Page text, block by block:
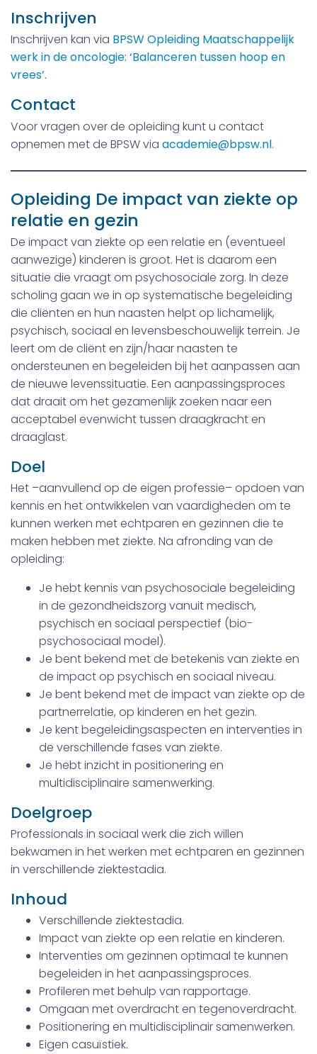
Inschrijven
Inschrijven kan via BPSW Opleiding Maatschappelijk
werk in de oncologie: ‘Balanceren tussen hoop en
vrees’.
Contact
Voor vragen over de opleiding kunt u contact
opnemen met de BPSW via academie@bpsw.nl.
Opleiding De impact van ziekte op
relatie en gezin
De impact van ziekte op een relatie en (eventueel
aanwezige) kinderen is groot. Het is daarom een
situatie die vraagt om psychosociale zorg. In deze
scholing gaan we in op systematische begeleiding
die cliënten en hun naasten helpt op lichamelijk,
psychisch, sociaal en levensbeschouwelijk terrein. Je
leert om de cliënt en zijn/haar naasten te
ondersteunen en begeleiden bij het aanpassen aan
de nieuwe levenssituatie. Een aanpassingsproces
dat draait om het gezamenlijk zoeken naar een
acceptabel evenwicht tussen draagkracht en
draaglast.
Doel
Het –aanvullend op de eigen professie– opdoen van
kennis en het ontwikkelen van vaardigheden om te
kunnen werken met echtparen en gezinnen die te
maken hebben met ziekte. Na afronding van de
opleiding:
Je hebt kennis van psychosociale begeleiding
in de gezondheidszorg vanuit medisch,
psychisch en sociaal perspectief (bio-
psychosociaal model).
Je bent bekend met de betekenis van ziekte en
de impact op psychisch en sociaal niveau.
Je bent bekend met de impact van ziekte op de
partnerrelatie, op kinderen en het gezin.
Je kent begeleidingsaspecten en interventies in
de verschillende fases van ziekte.
Je hebt inzicht in positionering en
multidisciplinaire samenwerking.
Doelgroep
Professionals in sociaal werk die zich willen
bekwamen in het werken met echtparen en gezinnen
in verschillende ziektestadia.
Inhoud
Verschillende ziektestadia.
Impact van ziekte op een relatie en kinderen.
Interventies om gezinnen optimaal te kunnen
begeleiden in het aanpassingsproces.
Profileren met behulp van rapportage.
Omgaan met overdracht en tegenoverdracht.
Positionering en multidisciplinair samenwerken.
Eigen casuïstiek.